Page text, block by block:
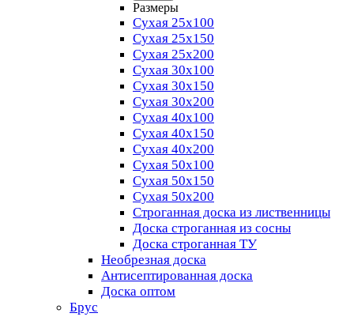
Размеры
Сухая 25х100
Сухая 25х150
Сухая 25х200
Сухая 30х100
Сухая 30х150
Сухая 30х200
Сухая 40х100
Сухая 40х150
Сухая 40х200
Сухая 50х100
Сухая 50х150
Сухая 50х200
Строганная доска из лиственницы
Доска строганная из сосны
Доска строганная ТУ
Необрезная доска
Антисептированная доска
Доска оптом
Брус